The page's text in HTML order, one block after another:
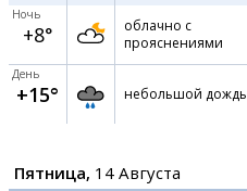
Ночь
+8°
облачно с
прояснениями
День
+15° небольшой дождь
Пятница, 14 Августа